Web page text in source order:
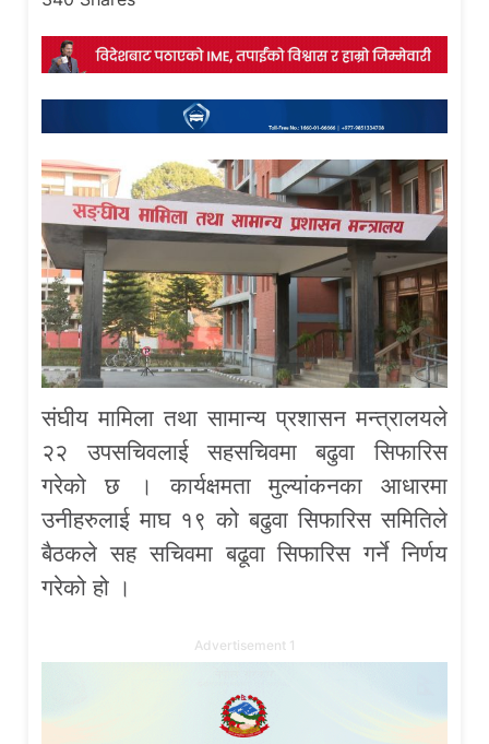
संघीय मामिला तथा सामान्य प्रशासन मन्त्रालयले
२२ उपसचिवलाई सहसचिवमा बढुवा सिफारिस
गरेको छ । कार्यक्षमता मुल्यांकनका आधारमा
उनीहरुलाई माघ १९ को बढुवा सिफारिस समितिले
बैठकले सह सचिवमा बढूवा सिफारिस गर्ने निर्णय
गरेको हो ।
Advertisement 1